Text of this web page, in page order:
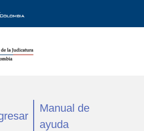
Manual de
ayuda